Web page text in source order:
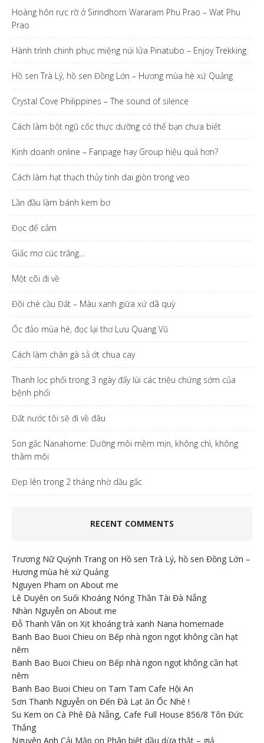
Hoàng hôn rực rỡ ở Sirindhorn Wararam Phu Prao – Wat Phu
Prao
Hành trình chinh phục miệng núi lửa Pinatubo – Enjoy Trekking
Hồ sen Trà Lý, hồ sen Đồng Lớn – Hương mùa hè xứ Quảng
Crystal Cove Philippines – The sound of silence
Cách làm bột ngũ cốc thực dưỡng có thể bạn chưa biết
Kinh doanh online – Fanpage hay Group hiệu quả hơn?
Cách làm hạt thạch thủy tinh dai giòn trong veo
Lần đầu làm bánh kem bơ
Đọc để cảm
Giấc mơ cúc trắng…
Một cõi đi về
Đồi chè cầu Đất – Màu xanh giữa xứ dã quỳ
Ốc đảo mùa hè, đọc lại thơ Lưu Quang Vũ
Cách làm chân gà sả ớt chua cay
Thanh lọc phổi trong 3 ngày đẩy lùi các triệu chứng sớm của
bệnh phổi
Đất nước tôi sẽ đi về đâu
Son gấc Nanahome: Dưỡng môi mềm mịn, không chì, không
thâm môi
Đẹp lên trong 2 tháng nhờ dầu gấc
RECENT COMMENTS
Trương Nữ Quỳnh Trang on Hồ sen Trà Lý, hồ sen Đồng Lớn –
Hương mùa hè xứ Quảng
Nguyen Pham on About me
Lê Duyên on Suối Khoáng Nóng Thần Tài Đà Nẵng
Nhàn Nguyễn on About me
Đỗ Thanh Vân on Xịt khoáng trà xanh Nana homemade
Banh Bao Buoi Chieu on Bếp nhà ngon ngọt không cần hạt
nêm
Banh Bao Buoi Chieu on Bếp nhà ngon ngọt không cần hạt
nêm
Banh Bao Buoi Chieu on Tam Tam Cafe Hội An
Sơn Thanh Nguyễn on Đến Đà Lạt ăn Ốc Nhé !
Su Kem on Cà Phê Đà Nẵng, Cafe Full House 856/8 Tôn Đức
Thắng
Nguyên Anh Cải Mập on Phân biệt dầu dừa thật – giả